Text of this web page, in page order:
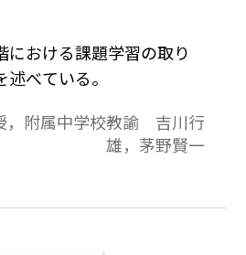
における課題学習の取り
べている。
，附属中学校教諭 吉川行
雄，茅野賢一